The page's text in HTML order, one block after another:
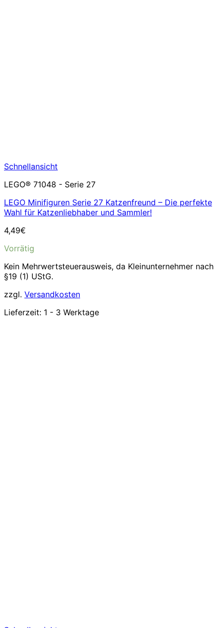
Schnellansicht
LEGO® 71048 - Serie 27
LEGO Minifiguren Serie 27 Katzenfreund – Die perfekte
Wahl für Katzenliebhaber und Sammler!
4,49€
Vorrätig
Kein Mehrwertsteuerausweis, da Kleinunternehmer nach
§19 (1) UStG.
zzgl. Versandkosten
Lieferzeit: 1 - 3 Werktage